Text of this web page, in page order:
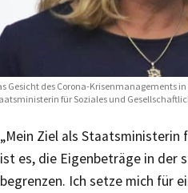
Gesicht des Corona-Krisenmanagements in
für Soziales und
„Mein Ziel als Staatsministerin
ist es, die Eigenbeträge in der
begrenzen. Ich setze mich für